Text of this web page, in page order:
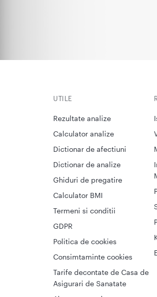
UTILE
Rezultate analize
Calculator analize
Dictionar de afectiuni
Dictionar de analize
Ghiduri de pregatire
Calculator BMI
Termeni si conditii
GDPR
Politica de cookies
Consimtaminte cookies
Tarife decontate de Casa de
Asigurari de Sanatate